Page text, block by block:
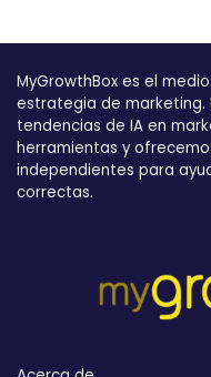
MyGrowthBox es el
estrategia de marketing.
tendencias de IA en
herramientas y
independientes para
correctas.